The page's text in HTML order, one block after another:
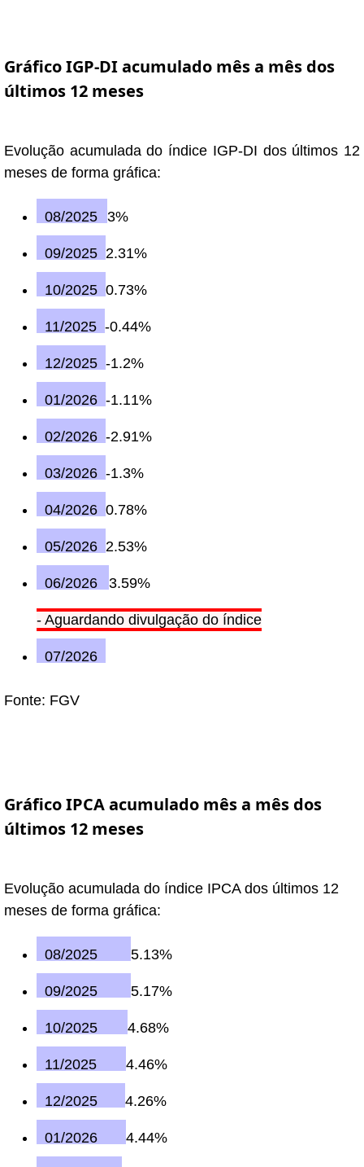
Gráfico IGP-DI acumulado mês a mês dos
últimos 12 meses
Evolução acumulada do índice IGP-DI dos últimos 12
meses de forma gráfica:
08/2025 3%
09/2025 2.31%
10/2025 0.73%
11/2025 -0.44%
12/2025 -1.2%
01/2026 -1.11%
02/2026 -2.91%
03/2026 -1.3%
04/2026 0.78%
05/2026 2.53%
06/2026 3.59%
- Aguardando divulgação do índice
07/2026
Fonte: FGV
Gráfico IPCA acumulado mês a mês dos
últimos 12 meses
Evolução acumulada do índice IPCA dos últimos 12
meses de forma gráfica:
08/2025 5.13%
09/2025 5.17%
10/2025 4.68%
11/2025 4.46%
12/2025 4.26%
01/2026 4.44%